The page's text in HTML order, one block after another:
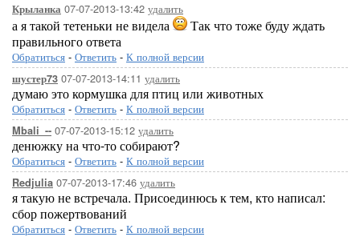
Крыланка 07-07-2013-13:42 удалить
а я такой тетеньки не видела
Так что тоже буду ждать
правильного ответа
Обратиться - Ответить - К полной версии
шустер73 07-07-2013-14:11 удалить
думаю это кормушка для птиц или животных
Обратиться - Ответить - К полной версии
Mbali_-- 07-07-2013-15:12 удалить
денюжку на что-то собирают?
Обратиться - Ответить - К полной версии
Redjulia 07-07-2013-17:46 удалить
я такую не встречала. Присоединюсь к тем, кто написал:
сбор пожертвований
Обратиться - Ответить - К полной версии